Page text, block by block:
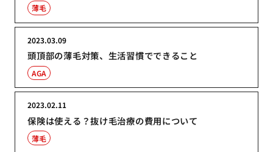
薄毛
頭頂部の薄毛対策、生活習慣でできること
2023.03.09
AGA
保険は使える？抜け毛治療の費用について
2023.02.11
薄毛